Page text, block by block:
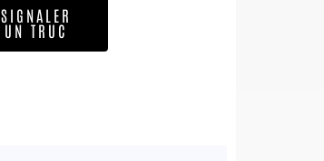
SIGNALER
UN TRUC